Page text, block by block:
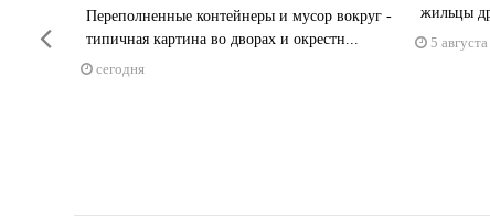
Переполненные контейнеры и мусор вокруг -
типичная картина во дворах и окрестн...
сегодня
жильцы
5 августа